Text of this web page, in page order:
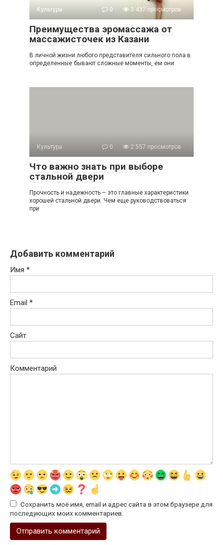
Культура 0 3 437 просмотров
Преимущества эромассажа от
массажисточек из Казани
В личной жизни любого представителя сильного пола в
определенные бывают сложные моменты, ем они
Культура 0 2 557 просмотров
Что важно знать при выборе
стальной двери
Прочность и надежность – это главные характеристики
хорошей стальной двери. Чем еще руководствоваться
при
Добавить комментарий
Имя *
Email *
Сайт
Комментарий
Сохранить моё имя, email и адрес сайта в этом браузере для
последующих моих комментариев.